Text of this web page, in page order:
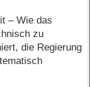
– Wie das
zu
die Regierung